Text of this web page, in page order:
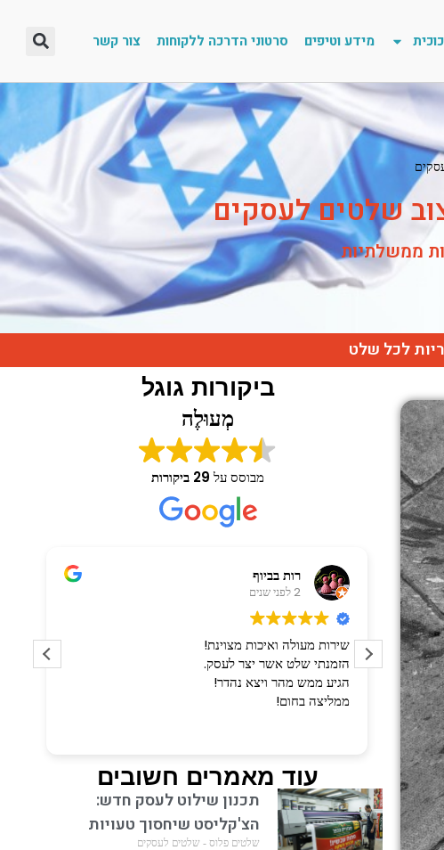
מידע וטיפים סרטוני הדרכה ללקוחות צור קשר
שלטים לעסקים
ממשלתיות
לכל שלט
ביקורות גוגל
מְעוּלֶה
מבוסס על 29 ביקורות
רות בביוף
2 לפני שנים
שירות מעולה ואיכות מצוינת!
הזמנתי שלט אשר יצר לעסק.
הגיע ממש מהר ויצא נהדר!
ממליצה בחום!
רק
אחת
שהוא
להזמין
עוד מאמרים חשובים
תכנון שילוט לעסק חדש:
הצ'קליסט שיחסוך טעויות
שלטים פלוס - שלטים לעסקים